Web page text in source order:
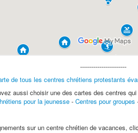
------------------------
de tous les centres chrétiens protestants
aussi choisir une des cartes des centres
pour la jeunesse - Centres pour groupes
sur un centre chrétien de vacances,